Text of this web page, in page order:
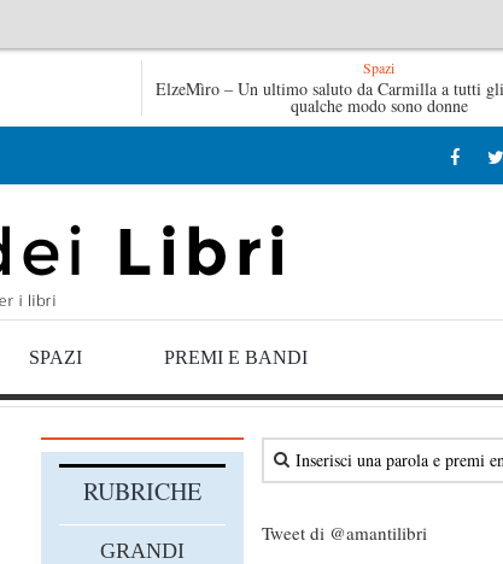
Le anime salve di Fabrizio De André – Jan Gaggetta
Spazi
ElzeMìro – Un ultimo saluto da Carmilla a tutti
qualche modo sono donne
SPAZI PREMI E BANDI
Tweet di @amantilibri
RUBRICHE
GRANDI